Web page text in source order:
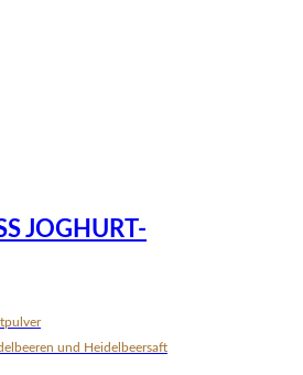
JOGHURT-
und Heidelbeersaft